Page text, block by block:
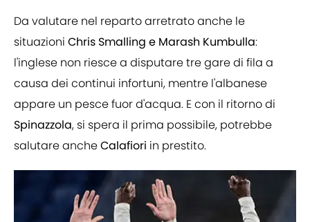
Da valutare nel reparto arretrato anche le
situazioni Chris Smalling e Marash Kumbulla:
l'inglese non riesce a disputare tre gare di fila a
causa dei continui infortuni, mentre l'albanese
appare un pesce fuor d'acqua. E con il ritorno di
Spinazzola, si spera il prima possibile, potrebbe
salutare ancheCalafiori in prestito.